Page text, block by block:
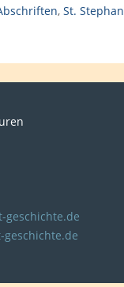
, St. Stephan
geschichte.de